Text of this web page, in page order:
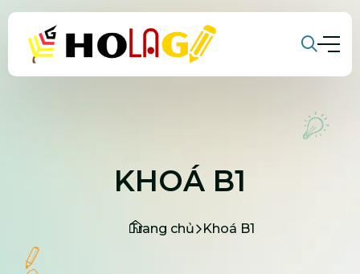
KHOÁ B1
Trang chủ Khoá B1